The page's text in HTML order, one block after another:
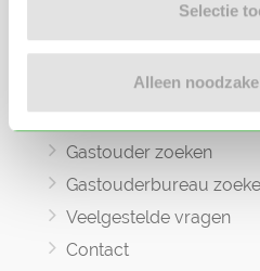
Selectie
Alleen
Informatie
Oppas zoeken
Gastouder zoeken
Gastouderbureau
Veelgestelde vragen
Contact